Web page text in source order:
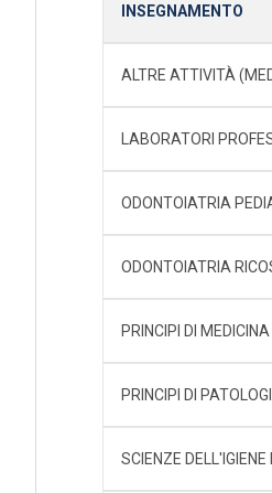
INSEGNAMENTO
ALTRE ATTIVITÀ
LABORATORI
ODONTOIATRIA
ODONTOIATRIA
PRINCIPI DI
PRINCIPI DI
SCIENZE